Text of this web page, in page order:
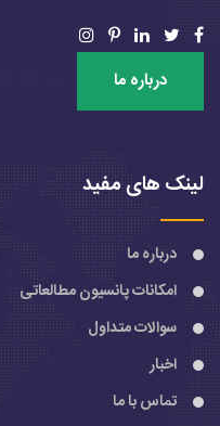
درباره ما
لینک های مفید
درباره ما
امکانات پانسیون مطالعاتی
سوالات متداول
اخبار
تماس با ما